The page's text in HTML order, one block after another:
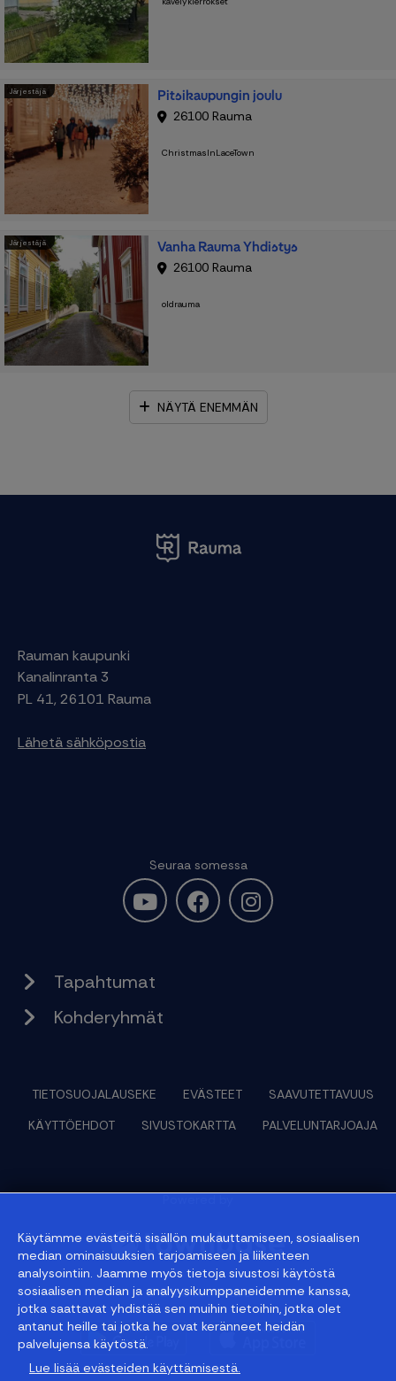
Järjestäjä Pitsikaupungin joulu
26100 Rauma
ChristmasInLaceTown
Järjestäjä Vanha Rauma Yhdistys
26100 Rauma
oldrauma
NÄYTÄ ENEMMÄN
Rauman kaupunki
Kanalinranta 3
PL 41, 26101 Rauma
Lähetä sähköpostia
Seuraa somessa
Tapahtumat
Kohderyhmät
TIETOSUOJALAUSEKE EVÄSTEET
SAAVUTETTAVUUS
KÄYTTÖEHDOT
SIVUSTOKARTTA PALVELUNTARJOAJA
© 2026 townbase
Käytämme evästeitä sisällön mukauttamiseen, sosiaalisen
median ominaisuuksien tarjoamiseen ja liikenteen
analysointiin. Jaamme myös tietoja sivustosi käytöstä
sosiaalisen median ja analyysikumppaneidemme kanssa,
jotka saattavat yhdistää sen muihin tietoihin, jotka olet
antanut heille tai jotka he ovat keränneet heidän
palvelujensa käytöstä.
Lue lisää evästeiden käyttämisestä.